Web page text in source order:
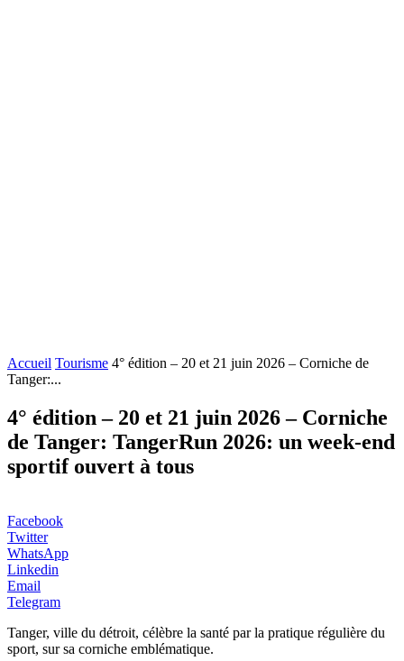
Accueil Tourisme 4° édition – 20 et 21 juin 2026 – Corniche de
Tanger:...
4° édition – 20 et 21 juin 2026 – Corniche
de Tanger: TangerRun 2026: un week-end
sportif ouvert à tous
Facebook
Twitter
WhatsApp
Linkedin
Email
Telegram
Tanger, ville du détroit, célèbre la santé par la pratique régulière du
sport, sur sa corniche emblématique.